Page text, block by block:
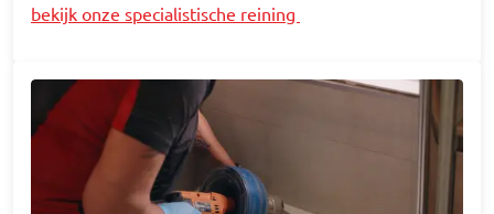
bekijk onze specialistische reining
Afbeelding